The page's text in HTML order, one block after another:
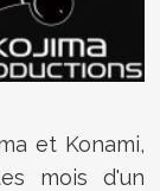
et Konami,
mois d'un